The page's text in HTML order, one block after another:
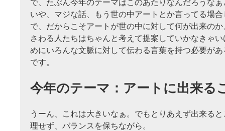
で、たぶん今年のテーマはこのあたりなんだろうな
いや、マジな話、もう世の中アートとか言ってる場
で、だからこそアートが世の中に対して何が出来の
さわる人たちはちゃんと考えて提案していかなきゃ
めにいろんな文脈に対して伝わる言葉を持つ必要が
です。
今年のテーマ：アートに出来る
うーん、これは大きいなぁ。でもとりあえず出来る
理せず、バランスを保ちながら。